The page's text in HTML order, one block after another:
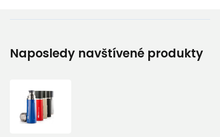
Naposledy navštívené produkty